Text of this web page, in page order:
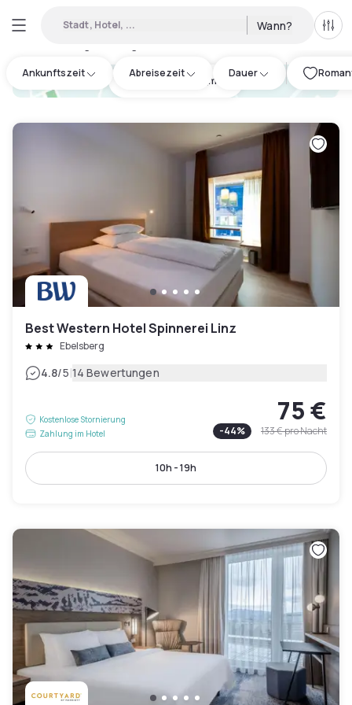
Stadt, Hotel, ... Wann? Alle
Ankunftszeit Abreisezeit Dauer
hotel.cta.view_map
Best Western Hotel Spinnerei Linz
Ebelsberg
4.8/5|14 Bewertungen
Kostenlose Stornierung
Zahlung im Hotel
75 €
-44% 133 €pro Nacht
10h - 19h